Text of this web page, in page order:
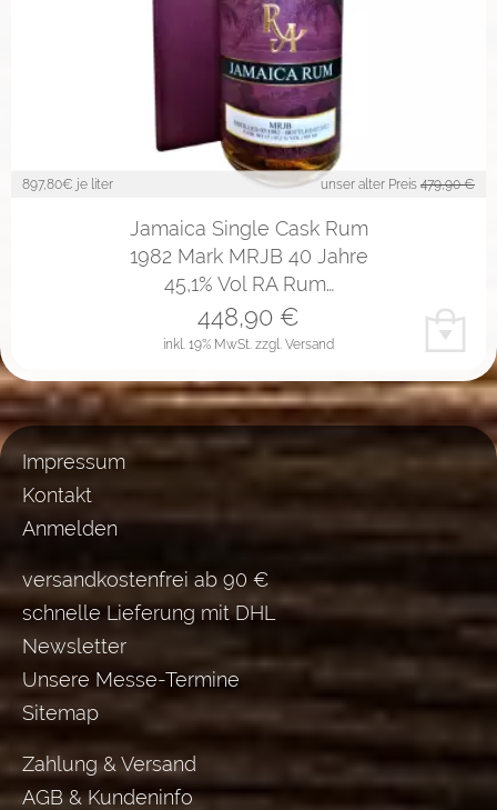
897,80€ je liter unser alter Preis 479,90 €
Jamaica Single Cask Rum
1982 Mark MRJB 40 Jahre
45,1% Vol RA Rum…
inkl. 19% MwSt. zzgl. Versand
448,90 €
Impressum
Kontakt
Anmelden
versandkostenfrei ab 90 €
schnelle Lieferung mit DHL
Newsletter
Unsere Messe-Termine
Sitemap
Zahlung & Versand
AGB & Kundeninfo